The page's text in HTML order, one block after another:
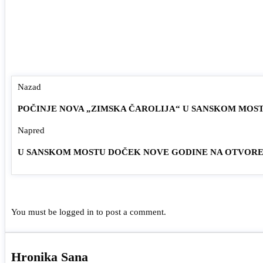
Nazad
POČINJE NOVA „ZIMSKA ČAROLIJA“ U SANSKOM
Napred
U SANSKOM MOSTU DOČEK NOVE GODINE NA
You must be logged in to post a comment.
Hronika Sana